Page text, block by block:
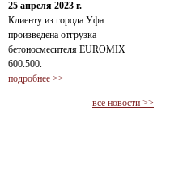
25 апреля 2023 г.
Клиенту из города Уфа
произведена отгрузка
бетоносмесителя EUROMIX
600.500.
подробнее >>
все новости >>